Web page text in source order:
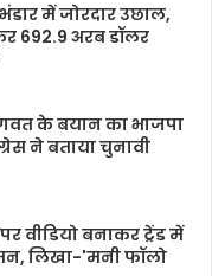
में जोरदार उछाल,
692.9 अरब डॉलर
के बयान का भाजपा
ने बताया चुनावी
वीडियो बनाकर ट्रेंड में
लिखा-'मनी फॉलो